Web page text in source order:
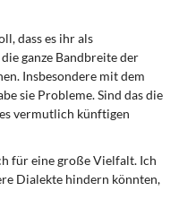
dass es ihr als
ganze Bandbreite der
Insbesondere mit dem
sie Probleme. Sind das die
vermutlich künftigen
für eine große Vielfalt. Ich
Dialekte hindern könnten,